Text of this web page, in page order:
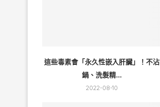
這些毒素會「永久性嵌入肝臟」！不沾
鍋、洗髮精...
2022-08-10